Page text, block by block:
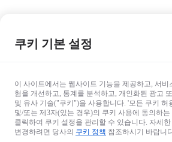
쿠키 기본 설정
이 사이트에서는 웹사이트 기능을 제공하고, 서
험을 개선하고, 통계를 분석하고, 개인화된 광고
및 유사 기술("쿠키")을 사용합니다. '모든 쿠키 허
및/또는 제3자(있는 경우)의 쿠키 사용에 동의하
클릭하여 쿠키 설정을 관리할 수 있습니다. 자세
변경하려면 당사의 쿠키 정책 참조하시기 바랍니